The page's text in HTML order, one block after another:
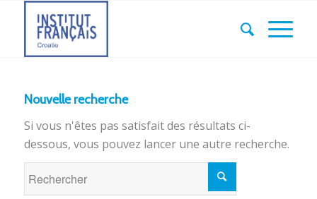
Nouvelle recherche
Si vous n'êtes pas satisfait des résultats ci-
dessous, vous pouvez lancer une autre recherche.